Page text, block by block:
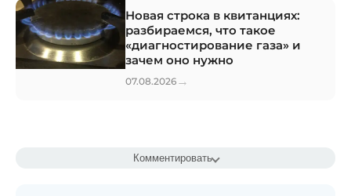
Новая строка в квитанциях:
разбираемся, что такое
«диагностирование газа» и
зачем оно нужно
07.08.2026 →
Комментировать